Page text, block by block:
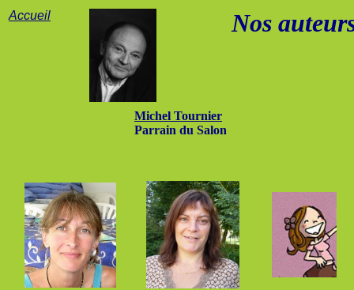
Accueil Nos
Michel Tournier
Parrain du Salon